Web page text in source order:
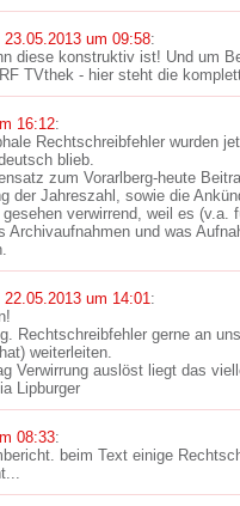
23.05.2013 um 09:58:
diese konstruktiv ist! Und um
TVthek - hier steht die
16:12:
Rechtschreibfehler wurden
blieb.
zum Vorarlberg-heute
der Jahreszahl, sowie die
verwirrend, weil es (v.a.
Archivaufnahmen und was
22.05.2013 um 14:01:
Rechtschreibfehler gerne an
weiterleiten.
Verwirrung auslöst liegt das
Lipburger
08:33:
beim Text einige